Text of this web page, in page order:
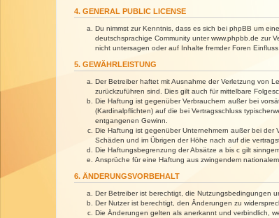
4. GENERAL PUBLIC LICENSE
Du nimmst zur Kenntnis, dass es sich bei phpBB um eine
deutschsprachige Community unter www.phpbb.de zur
nicht untersagen oder auf Inhalte fremder Foren Einfluss
5. GEWÄHRLEISTUNG
Der Betreiber haftet mit Ausnahme der Verletzung von
zurückzuführen sind. Dies gilt auch für mittelbare
Die Haftung ist gegenüber Verbrauchern außer bei
(Kardinalpflichten) auf die bei Vertragsschluss
entgangenen Gewinn.
Die Haftung ist gegenüber Unternehmern außer bei der
Schäden und im Übrigen der Höhe nach auf die
Die Haftungsbegrenzung der Absätze a bis c gilt
Ansprüche für eine Haftung aus zwingendem
6. ÄNDERUNGSVORBEHALT
Der Betreiber ist berechtigt, die Nutzungsbedingungen
Der Nutzer ist berechtigt, den Änderungen zu
Die Änderungen gelten als anerkannt und verbindlich,